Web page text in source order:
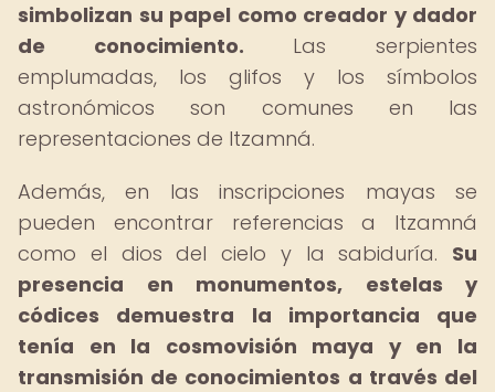
simbolizan su papel como creador y dador
de conocimiento. Las serpientes
emplumadas, los glifos y los símbolos
astronómicos son comunes en las
representaciones de Itzamná.
Además, en las inscripciones mayas se
pueden encontrar referencias a Itzamná
como el dios del cielo y la sabiduría. Su
presencia en monumentos, estelas y
códices demuestra la importancia que
tenía en la cosmovisión maya y en la
transmisión de conocimientos a través del